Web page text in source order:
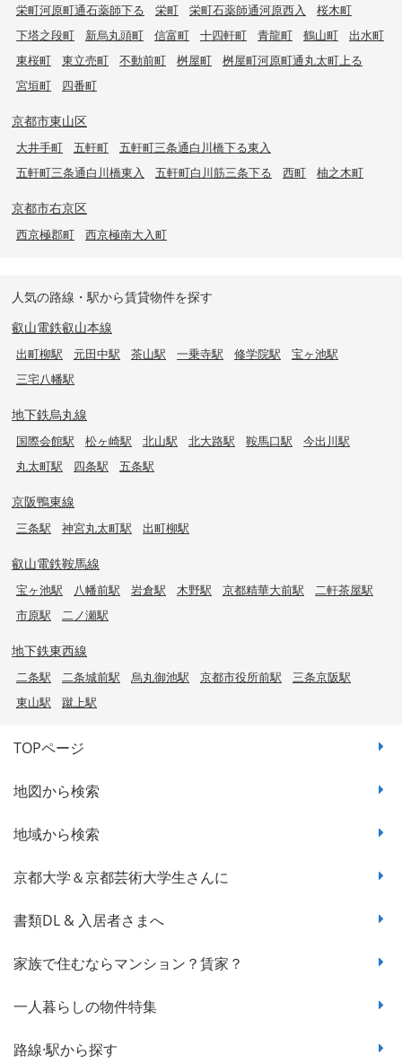
栄町河原町通石薬師下る
栄町 栄町石薬師通河原西入
桜木町
下塔之段町
新烏丸頭町 信富町 十四軒町 青龍町 鶴山町
出水町
東桜町
東立売町 不動前町 桝屋町
桝屋町河原町通丸太町上る
宮垣町
四番町
京都市東山区
大井手町 五軒町
五軒町三条通白川橋下る東入
五軒町三条通白川橋東入
五軒町白川筋三条下る 西町 柚之木町
京都市右京区
西京極郡町 西京極南大入町
人気の路線・駅から賃貸物件を探す
叡山電鉄叡山本線
出町柳駅 元田中駅 茶山駅 一乗寺駅 修学院駅
宝ヶ池駅
三宅八幡駅
地下鉄烏丸線
国際会館駅 松ヶ崎駅 北山駅 北大路駅 鞍馬口駅
今出川駅
丸太町駅
四条駅 五条駅
京阪鴨東線
三条駅 神宮丸太町駅 出町柳駅
叡山電鉄鞍馬線
宝ヶ池駅 八幡前駅 岩倉駅 木野駅 京都精華大前駅
二軒茶屋駅
市原駅
二ノ瀬駅
地下鉄東西線
二条駅 二条城前駅 烏丸御池駅 京都市役所前駅
三条京阪駅
東山駅
蹴上駅
TOPページ
地図から検索
地域から検索
京都大学＆京都芸術大学生さんに
書類DL & 入居者さまへ
家族で住むならマンション？賃家？
一人暮らしの物件特集
路線·駅から探す